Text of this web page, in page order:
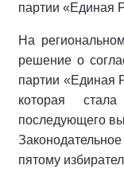
партии «Единая
На
решение о
партии «Единая
которая
последующего
пятому